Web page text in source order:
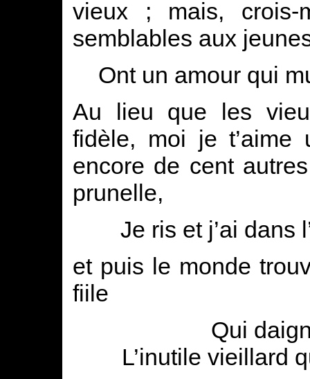
vieux ; mais, crois-
semblables aux
Ont un amour qui
Au lieu que les
fidèle, moi je
encore de cent
prunelle,
Je ris et j’ai dans
et puis le monde
fiile
Qui
L’inutile vieillard